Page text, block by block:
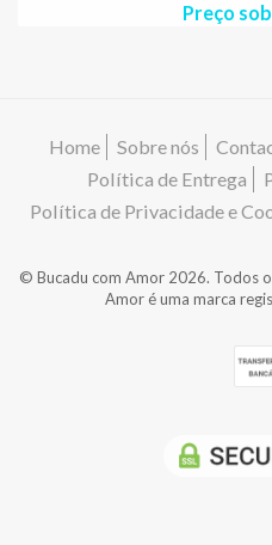
Preço
Home Sobre nós
Política de Entrega
Política de Privacidade e
© Bucadu com Amor 2026. Todos
Amor é uma marca